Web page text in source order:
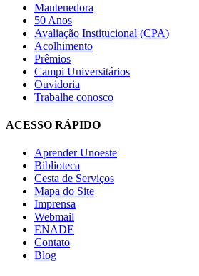
Mantenedora
50 Anos
Avaliação Institucional (CPA)
Acolhimento
Prêmios
Campi Universitários
Ouvidoria
Trabalhe conosco
ACESSO RÁPIDO
Aprender Unoeste
Biblioteca
Cesta de Serviços
Mapa do Site
Imprensa
Webmail
ENADE
Contato
Blog